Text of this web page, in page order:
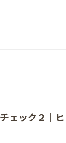
チェック２｜